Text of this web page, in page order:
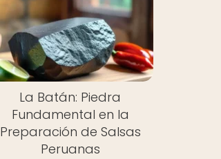
La Batán: Piedra
Fundamental en la
Preparación de Salsas
Peruanas